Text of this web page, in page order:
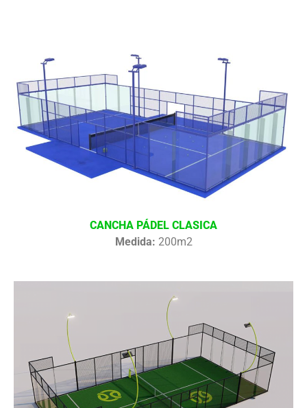
CANCHA PÁDEL CLASICA
Medida: 200m2